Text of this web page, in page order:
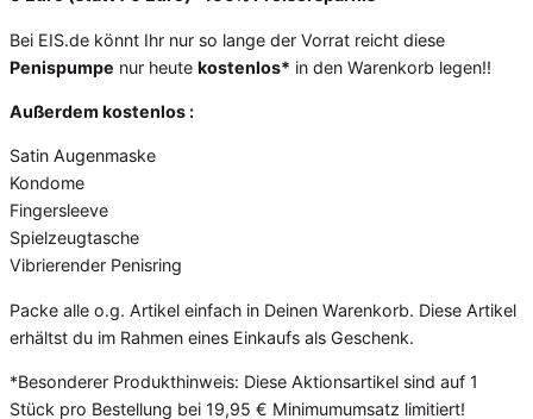
Bei EIS.de könnt Ihr nur so lange der Vorrat reicht diese
Penispumpe nur heute kostenlos* in den Warenkorb legen!!
Außerdem kostenlos :
Satin Augenmaske
Kondome
Fingersleeve
Spielzeugtasche
Vibrierender Penisring
Packe alle o.g. Artikel einfach in Deinen Warenkorb. Diese Artikel
erhältst du im Rahmen eines Einkaufs als Geschenk.
*Besonderer Produkthinweis: Diese Aktionsartikel sind auf 1
Stück pro Bestellung bei 19,95 € Minimumumsatz limitiert!